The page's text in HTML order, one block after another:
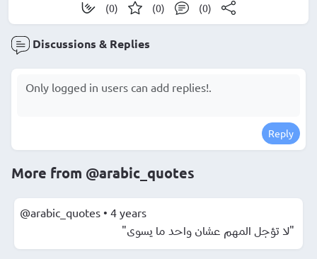
(0) (0) (0)
Discussions & Replies
Reply
More from @arabic_quotes
@arabic_quotes • 4 years
"لا تؤجل المهم عشان واحد ما يسوى"